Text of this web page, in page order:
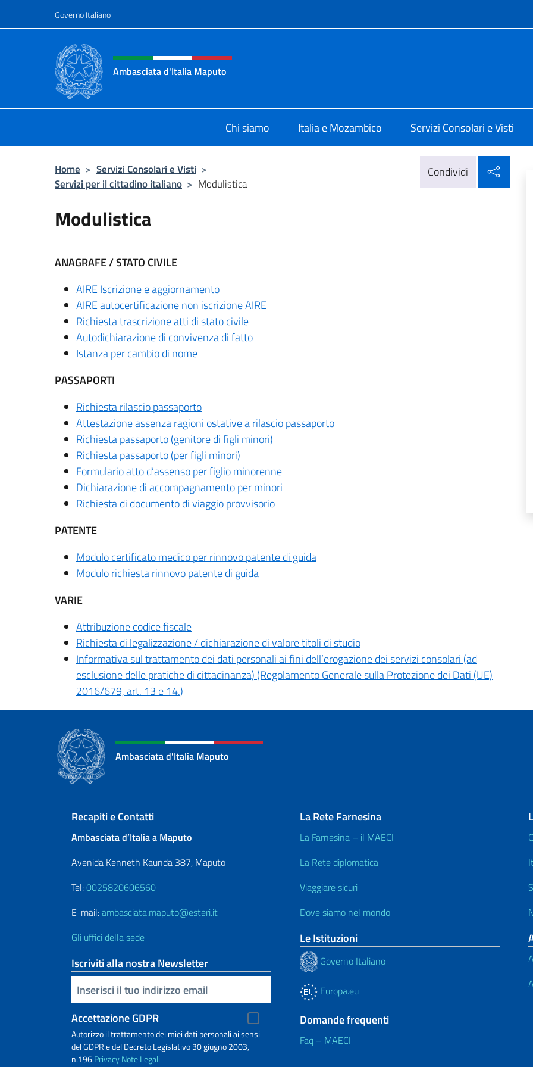
Governo Italiano
Intestazione sito, social e menù
Ambasciata d'Italia Maputo
Chi siamo Italia e Mozambico Servizi Consolari e Visti
Home > Servizi Consolari e Visti >
Servizi per il cittadino italiano > Modulistica
Condividi
Modulistica
ANAGRAFE / STATO CIVILE
AIRE Iscrizione e aggiornamento
AIRE autocertificazione non iscrizione AIRE
Richiesta trascrizione atti di stato civile
Autodichiarazione di convivenza di fatto
Istanza per cambio di nome
PASSAPORTI
Richiesta rilascio passaporto
Attestazione assenza ragioni ostative a rilascio passaporto
Richiesta passaporto (genitore di figli minori)
Richiesta passaporto (per figli minori)
Formulario atto d’assenso per figlio minorenne
Dichiarazione di accompagnamento per minori
Richiesta di documento di viaggio provvisorio
PATENTE
Modulo certificato medico per rinnovo patente di guida
Modulo richiesta rinnovo patente di guida
VARIE
Attribuzione codice fiscale
Richiesta di legalizzazione / dichiarazione di valore titoli di studio
Informativa sul trattamento dei dati personali ai fini dell’erogazione dei servizi consolari (ad
esclusione delle pratiche di cittadinanza) (Regolamento Generale sulla Protezione dei Dati (UE)
2016/679, art. 13 e 14.)
Ambasciata d'Italia Maputo
Sezione footer
Recapiti e Contatti
Ambasciata d’Italia a Maputo
Avenida Kenneth Kaunda 387, Maputo
Tel:0025820606560
E-mail:ambasciata.maputo@esteri.it
Gli uffici della sede
Iscriviti alla nostra Newsletter
Inserisci la tua email
Accettazione GDPR
Autorizzo il trattamento dei miei dati personali ai sensi
del GDPR e del Decreto Legislativo 30 giugno 2003,
n.196PrivacyNote Legali
La Rete Farnesina
La Farnesina – il MAECI
La Rete diplomatica
Viaggiare sicuri
Dove siamo nel mondo
Le Istituzioni
Governo Italiano
Europa.eu
Domande frequenti
Faq – MAECI